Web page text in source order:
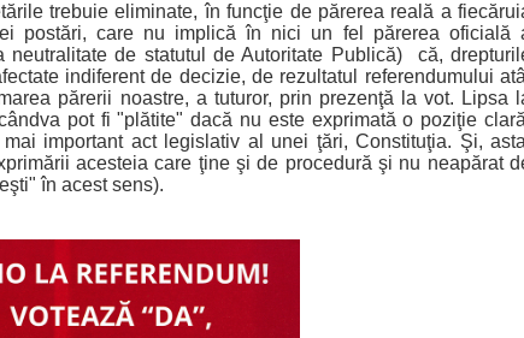
trebuie eliminate, în funcţie de părerea reală a
postări, care nu implică în nici un fel părerea oficială
neutralitate de statutul de Autoritate Publică) că,
indiferent de decizie, de rezultatul referendumului
părerii noastre, a tuturor, prin prezenţă la vot. Lipsa
pot fi "plătite" dacă nu este exprimată o poziţie
important act legislativ al unei ţări, Constituţia. Şi,
acesteia care ţine şi de procedură şi nu neapărat
în acest sens).